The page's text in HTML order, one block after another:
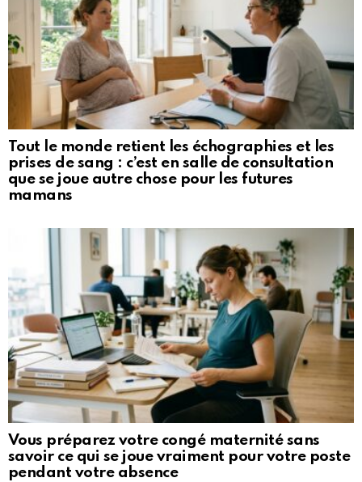
Tout le monde retient les échographies et les
prises de sang : c’est en salle de consultation
que se joue autre chose pour les futures
mamans
Vous préparez votre congé maternité sans
savoir ce qui se joue vraiment pour votre poste
pendant votre absence